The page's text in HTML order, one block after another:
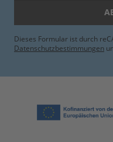
Dieses Formular ist durch
Datenschutzbestimmungen